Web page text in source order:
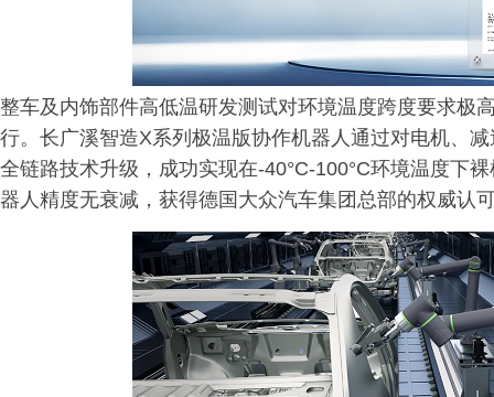
整车及内饰部件高低温研发测试对环境温度跨度要求极
行。长广溪智造X系列极温版协作机器人通过对电机、
全链路技术升级，成功实现在-40°C-100°C环境温度下
器人精度无衰减，获得德国大众汽车集团总部的权威认